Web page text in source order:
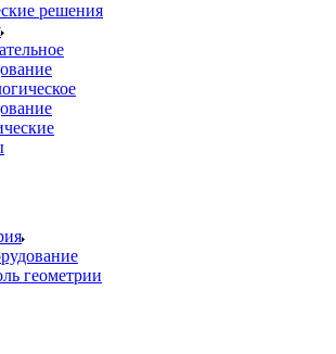
решения
геометрии